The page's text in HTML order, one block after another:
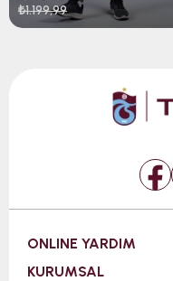
₺1.199,99
ONLINE YARDIM
KURUMSAL